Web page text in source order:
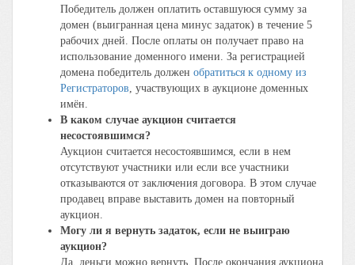
Победитель должен оплатить оставшуюся сумму за
домен (выигранная цена минус задаток) в течение 5
рабочих дней. После оплаты он получает право на
использование доменного имени. За регистрацией
домена победитель должен обратиться к одному из
Регистраторов, участвующих в аукционе доменных
имён.
В каком случае аукцион считается
несостоявшимся?
Аукцион считается несостоявшимся, если в нем
отсутствуют участники или если все участники
отказываются от заключения договора. В этом случае
продавец вправе выставить домен на повторный
аукцион.
Могу ли я вернуть задаток, если не выиграю
аукцион?
Да, деньги можно вернуть. После окончания аукциона